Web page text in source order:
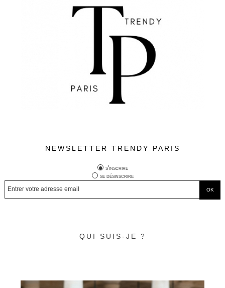
NEWSLETTER TRENDY PARIS
s'inscrire
se désinscrire
QUI SUIS-JE ?